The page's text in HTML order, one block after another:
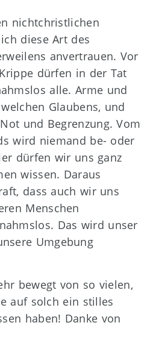
nichtchristlichen
diese Art des
anvertrauen. Vor
dürfen in der Tat
alle. Arme und
Glaubens, und
und Begrenzung. Vom
wird niemand be- oder
dürfen wir uns ganz
wissen. Daraus
dass auch wir uns
Menschen
Das wird unser
Umgebung
bewegt von so vielen,
auf solch ein stilles
haben! Danke von